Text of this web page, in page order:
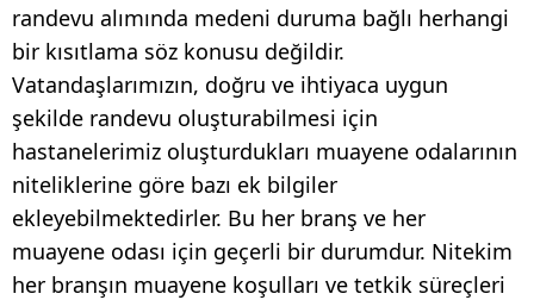
randevu alımında medeni duruma bağlı herhangi
bir kısıtlama söz konusu değildir.
Vatandaşlarımızın, doğru ve ihtiyaca uygun
şekilde randevu oluşturabilmesi için
hastanelerimiz oluşturdukları muayene odalarının
niteliklerine göre bazı ek bilgiler
ekleyebilmektedirler. Bu her branş ve her
muayene odası için geçerli bir durumdur. Nitekim
her branşın muayene koşulları ve tetkik süreçleri